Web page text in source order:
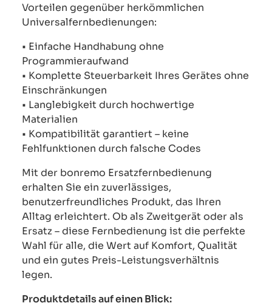
Vorteilen gegenüber herkömmlichen
Universalfernbedienungen:
• Einfache Handhabung ohne
Programmieraufwand
• Komplette Steuerbarkeit Ihres Gerätes ohne
Einschränkungen
• Langlebigkeit durch hochwertige
Materialien
• Kompatibilität garantiert – keine
Fehlfunktionen durch falsche Codes
Mit der bonremo Ersatzfernbedienung
erhalten Sie ein zuverlässiges,
benutzerfreundliches Produkt, das Ihren
Alltag erleichtert. Ob als Zweitgerät oder als
Ersatz – diese Fernbedienung ist die perfekte
Wahl für alle, die Wert auf Komfort, Qualität
und ein gutes Preis-Leistungsverhältnis
legen.
Produktdetails auf einen Blick: